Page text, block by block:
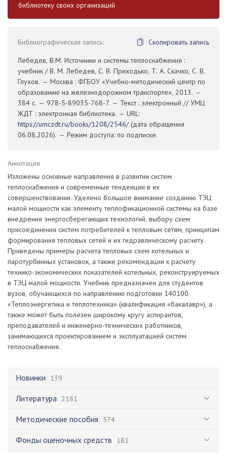
Новинки 139
Литература 2181
Методические пособия 574
Фонды оценочных средств 181
библиотеку своих организаций
Библиографическая запись:
Скопировать запись
Лебедев, В.М. Источники и системы теплоснабжения :
учебник / В. М. Лебедев, С. В. Приходько, Т. А. Скачко, С. В.
Глухов. — Москва : ФГБОУ «Учебно-методический центр по
образованию на железнодорожном транспорте», 2013. —
384 с. — 978-5-89035-768-7. — Текст : электронный // УМЦ
ЖДТ : электронная библиотека. — URL:
https://umczdt.ru/books/1208/2546/(дата обращения
06.08.2026). — Режим доступа: по подписке.
Аннотация
Изложены основные направления в развитии систем
теплоснабжения и современные тенденции в их
совершенствовании. Уделено большое внимание созданию ТЭЦ
малой мощности как элементу теплофикационной системы на базе
внедрения энергосберегающих технологий, выбору схем
присоединения систем потребителей к тепловым сетям, принципам
формирования тепловых сетей и их гидравлическому расчету.
Приведены примеры расчета тепловых схем котельных и
паротурбинных установок, а также рекомендации к расчету
технико-экономических показателей котельных, реконструируемых
в ТЭЦ малой мощности. Учебник предназначен для студентов
вузов, обучающихся по направлению подготовки 140100
«Теплоэнергетика и теплотехника» (квалификация «бакалавр»), а
также может быть полезен широкому кругу аспирантов,
преподавателей и инженерно-технических работников,
занимающихся проектированием и эксплуатацией систем
теплоснабжения.